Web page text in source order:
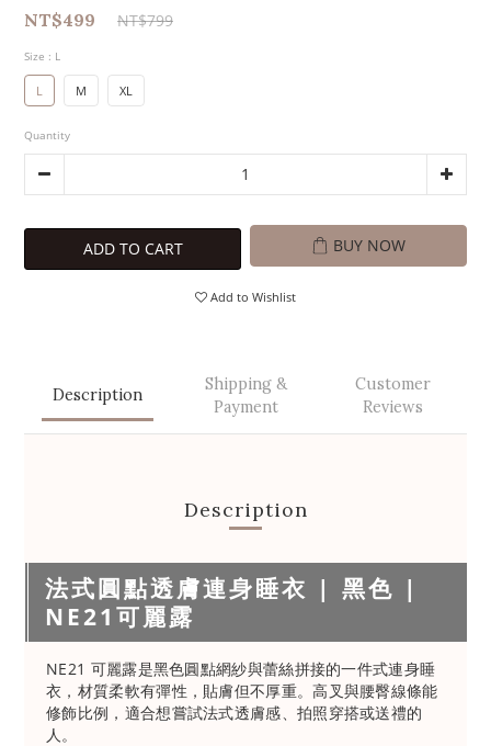
NT$499 NT$799
Size : L
L M XL
Quantity
ADD TO CART BUY NOW
Add to Wishlist
Description
Shipping &
Payment
Customer
Reviews
Description
法式圓點透膚連身睡衣 | 黑色 |
NE21可麗露
NE21 可麗露是黑色圓點網紗與蕾絲拼接的一件式連身睡
衣，材質柔軟有彈性，貼膚但不厚重。高叉與腰臀線條能
修飾比例，適合想嘗試法式透膚感、拍照穿搭或送禮的
人。